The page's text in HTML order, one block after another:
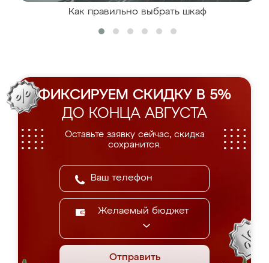
Как правильно выбрать шкаф
ФИКСИРУЕМ СКИДКУ В 5%
ДО КОНЦА АВГУСТА
Оставьте заявку сейчас, скидка
сохранится.
Желаемый бюджет
Отправить